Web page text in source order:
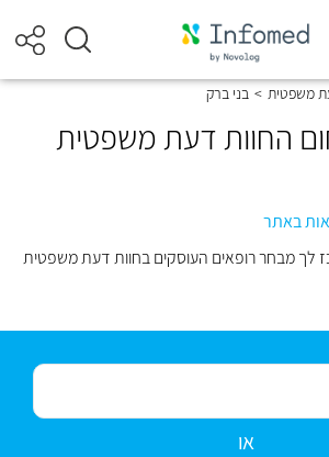
משפטית > בני ברק
החוות דעת משפטית
לך מבחר רופאים העוסקים בחוות דעת משפטית
או